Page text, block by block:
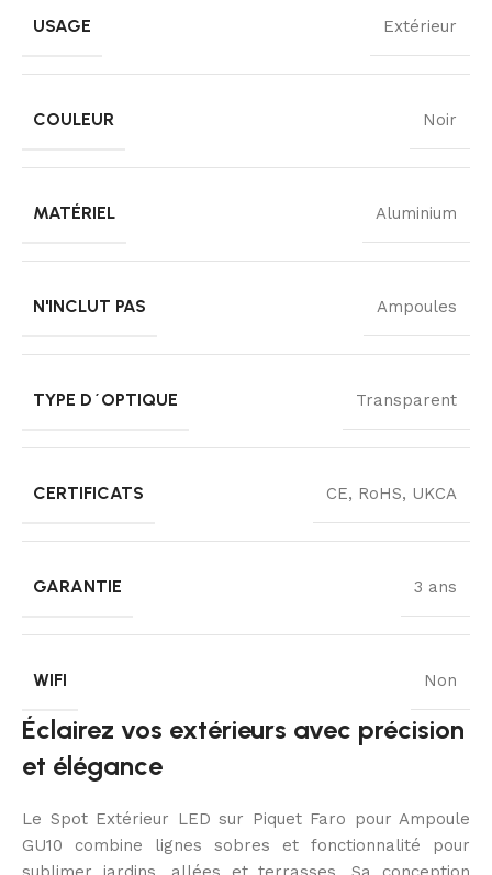
USAGE Extérieur
COULEUR Noir
MATÉRIEL Aluminium
N'INCLUT PAS Ampoules
TYPE D´OPTIQUE Transparent
CERTIFICATS CE, RoHS, UKCA
GARANTIE 3 ans
WIFI Non
Éclairez vos extérieurs avec précision
et élégance
Le Spot Extérieur LED sur Piquet Faro pour Ampoule
GU10 combine lignes sobres et fonctionnalité pour